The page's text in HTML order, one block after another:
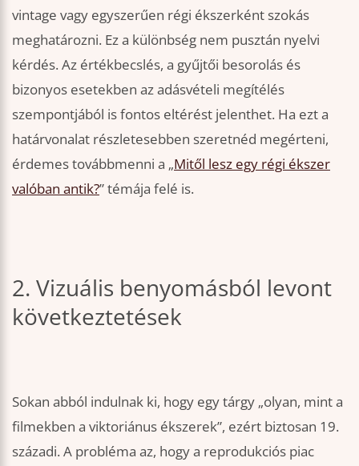
vintage vagy egyszerűen régi ékszerként szokás
meghatározni. Ez a különbség nem pusztán nyelvi
kérdés. Az értékbecslés, a gyűjtői besorolás és
bizonyos esetekben az adásvételi megítélés
szempontjából is fontos eltérést jelenthet. Ha ezt a
határvonalat részletesebben szeretnéd megérteni,
érdemes továbbmenni a „Mitől lesz egy régi ékszer
valóban antik?” témája felé is.
2. Vizuális benyomásból levont
következtetések
Sokan abból indulnak ki, hogy egy tárgy „olyan, mint a
filmekben a viktoriánus ékszerek”, ezért biztosan 19.
századi. A probléma az, hogy a reprodukciós piac